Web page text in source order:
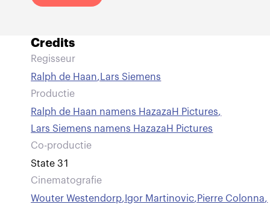
Credits
Regisseur
Ralph de Haan, Lars Siemens
Productie
Ralph de Haan namens HazazaH Pictures,
Lars Siemens namens HazazaH Pictures
Co-productie
State 31
Cinematografie
Wouter Westendorp, Igor Martinovic,Pierre Colonna,